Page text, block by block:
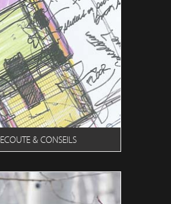
ECOUTE & CONSEILS